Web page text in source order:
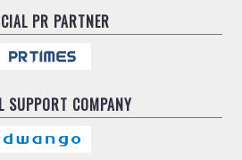
PR PARTNER
SUPPORT COMPANY